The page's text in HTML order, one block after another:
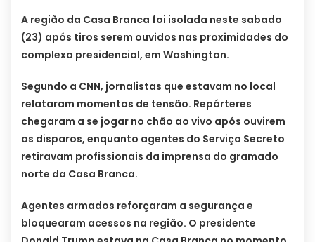
A região da Casa Branca foi isolada neste sabado
(23) após tiros serem ouvidos nas proximidades do
complexo presidencial, em Washington.
Segundo a CNN, jornalistas que estavam no local
relataram momentos de tensão. Repórteres
chegaram a se jogar no chão ao vivo após ouvirem
os disparos, enquanto agentes do Serviço Secreto
retiravam profissionais da imprensa do gramado
norte da Casa Branca.
Agentes armados reforçaram a segurança e
bloquearam acessos na região. O presidente